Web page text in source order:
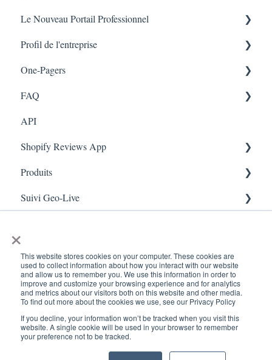
×
This website stores cookies on your computer. These cookies are
used to collect information about how you interact with our website
and allow us to remember you. We use this information in order to
improve and customize your browsing experience and for analytics
and metrics about our visitors both on this website and other media.
To find out more about the cookies we use, see our Privacy Policy
If you decline, your information won’t be tracked when you visit this
website. A single cookie will be used in your browser to remember
your preference not to be tracked.
Branches
Le Nouveau Portail Professionnel
Marketing
Profil de l'entreprise
Branches
One-Pagers
Marketing
Enquêtes
App Colors
Règles
E-Commerce
FAQ
FAQ- Lightspeed R Series
Shopify POS
FAQ- Shopify ECOM
Judge.me
API
Shopify Reviews App
Paramètres généraux
Reviews Widget
Produits
Ajouter un produit
Suivi Geo-Live
www.kangaroorewards.com
Centre d'assistance
Copyright © 2026, ©